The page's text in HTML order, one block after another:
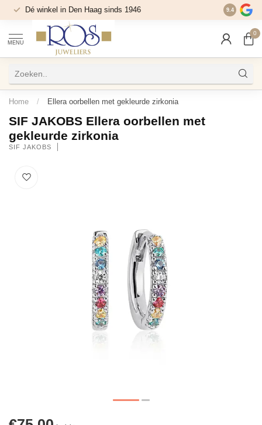
Dé winkel in Den Haag sinds 1946 9.4
MENU
0
Home / Ellera oorbellen met gekleurde zirkonia
SIF JAKOBS Ellera oorbellen met
gekleurde zirkonia
SIF JAKOBS